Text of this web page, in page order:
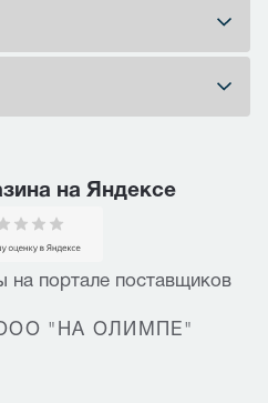
на Яндексе
на портале поставщиков
ООО "НА ОЛИМПЕ"